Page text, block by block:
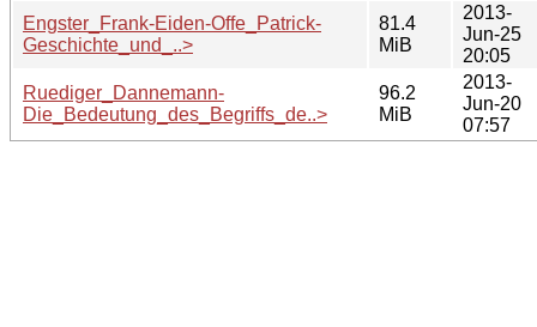
Engster_Frank-Eiden-Offe_Patrick-
Geschichte_und_..>
81.4
MiB
2013-
Jun-25
20:05
Ruediger_Dannemann-
Die_Bedeutung_des_Begriffs_de..>
96.2
MiB
2013-
Jun-20
07:57